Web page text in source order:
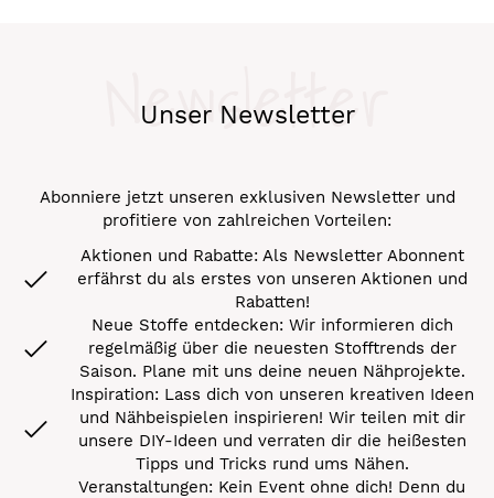
Unser Newsletter
Newsletter
Abonniere jetzt unseren exklusiven Newsletter und
profitiere von zahlreichen Vorteilen:
Aktionen und Rabatte: Als Newsletter Abonnent
erfährst du als erstes von unseren Aktionen und
Rabatten!
Neue Stoffe entdecken: Wir informieren dich
regelmäßig über die neuesten Stofftrends der
Saison. Plane mit uns deine neuen Nähprojekte.
Inspiration: Lass dich von unseren kreativen Ideen
und Nähbeispielen inspirieren! Wir teilen mit dir
unsere DIY-Ideen und verraten dir die heißesten
Tipps und Tricks rund ums Nähen.
Veranstaltungen: Kein Event ohne dich! Denn du